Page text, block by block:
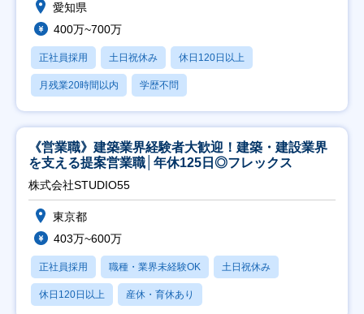
愛知県
400万~700万
正社員採用 土日祝休み 休日120日以上
月残業20時間以内 学歴不問
《営業職》建築業界経験者大歓迎！建築・建設業界
を支える提案営業職│年休125日◎フレックス
株式会社STUDIO55
東京都
403万~600万
正社員採用 職種・業界未経験OK 土日祝休み
休日120日以上 産休・育休あり